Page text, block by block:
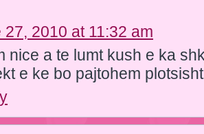
27, 2010 at 11:32 am
nice a te lumt kush e ka
e ke bo pajtohem